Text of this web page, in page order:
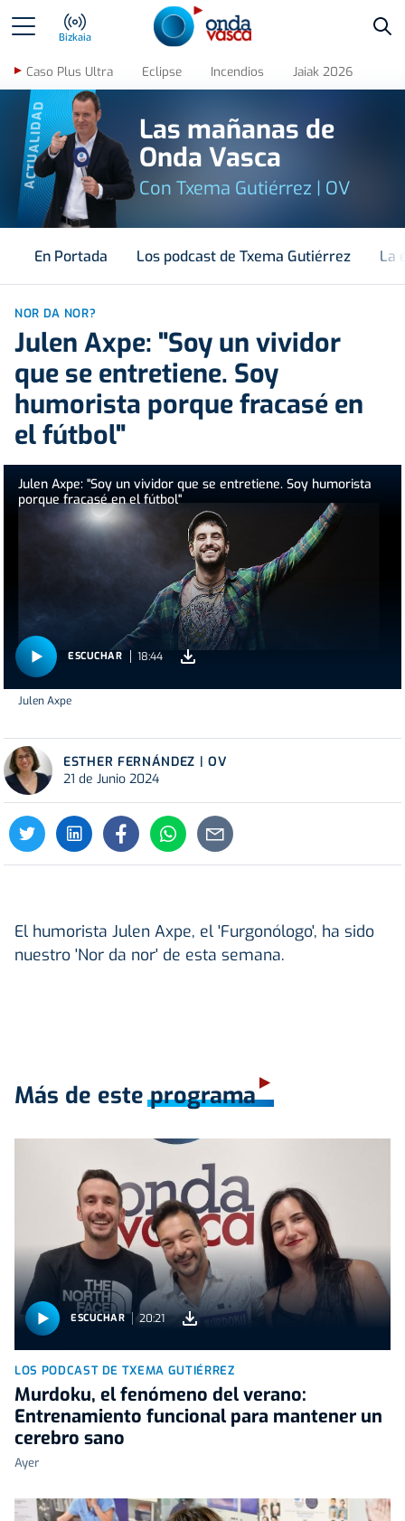
Bizkaia
Caso Plus Ultra Eclipse Incendios Jaiak 2026
ACTUALIDAD
Las mañanas de
Onda Vasca
Con Txema Gutiérrez | OV
En Portada Los podcast de Txema Gutiérrez La
NOR DA NOR?
Julen Axpe: "Soy un vividor
que se entretiene. Soy
humorista porque fracasé en
el fútbol"
Julen Axpe: "Soy un vividor que se entretiene. Soy humorista
porque fracasé en el fútbol"
ESCUCHAR 18:44
Julen Axpe
ESTHER FERNÁNDEZ | OV
21 de Junio 2024
El humorista Julen Axpe, el 'Furgonólogo', ha sido
nuestro 'Nor da nor' de esta semana.
Más de este programa
ESCUCHAR 20:21
LOS PODCAST DE TXEMA GUTIÉRREZ
Murdoku, el fenómeno del verano:
Entrenamiento funcional para mantener un
cerebro sano
Ayer